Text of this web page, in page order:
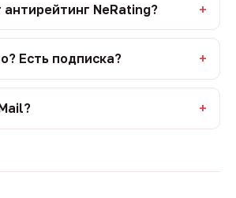
NeRating?
Есть подписка?